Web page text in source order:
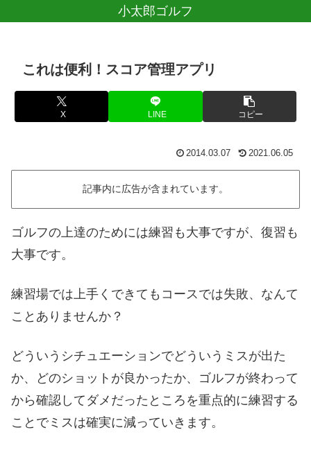
小太郎ゴルフ
これは便利！スコア管理アプリ
X LINE コピー
2014.03.07 2021.06.05
記事内に広告が含まれています。
ゴルフの上達のためには練習も大事ですが、復習も
大事です。
練習場では上手くできてもコースでは失敗、なんて
ことありませんか？
どういうシチュエーションでどういうミスが出た
か、どのショットが良かったか、ゴルフが終わって
から確認してダメだったところを重点的に練習する
ことでミスは確実に減っていきます。